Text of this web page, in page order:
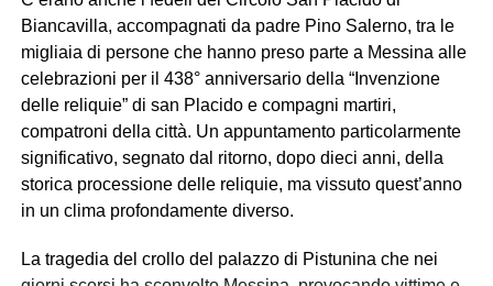
Biancavilla, accompagnati da padre Pino Salerno, tra le
migliaia di persone che hanno preso parte a Messina alle
celebrazioni per il 438° anniversario della “Invenzione
delle reliquie” di san Placido e compagni martiri,
compatroni della città. Un appuntamento particolarmente
significativo, segnato dal ritorno, dopo dieci anni, della
storica processione delle reliquie, ma vissuto quest’anno
in un clima profondamente diverso.
La tragedia del crollo del palazzo di Pistunina che nei